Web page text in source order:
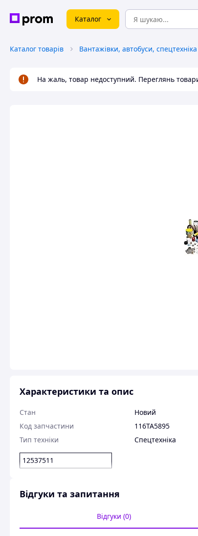
Каталог
Каталог товарів Вантажівки, автобуси, спецтехніка
На жаль, товар недоступний. Переглянь
Характеристики та опис
Стан
Новий
Код запчастини
116TA5895
Тип техніки
Спецтехніка
12537511
Відгуки та запитання
Відгуки (0)